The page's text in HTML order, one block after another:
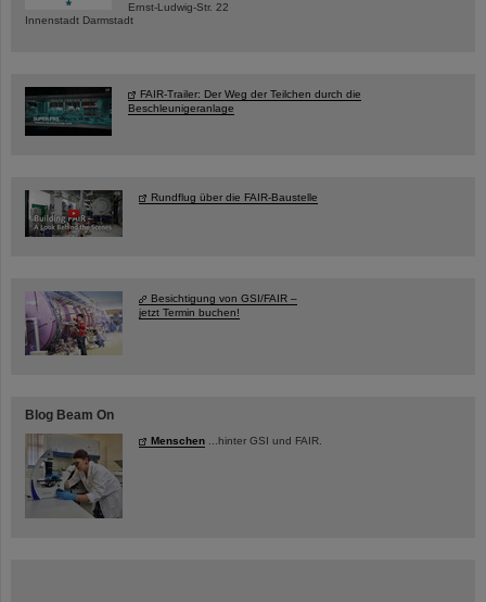
Ernst-Ludwig-Str. 22
Innenstadt Darmstadt
FAIR-Trailer: Der Weg der Teilchen durch die
Beschleunigeranlage
Rundflug über die FAIR-Baustelle
Besichtigung von GSI/FAIR –
jetzt Termin buchen!
Blog Beam On
Menschen ...hinter GSI und FAIR.